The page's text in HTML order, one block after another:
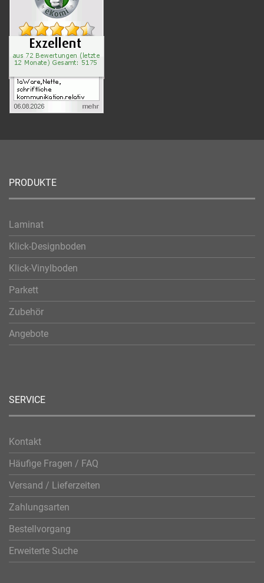
PRODUKTE
Laminat
Klick-Designboden
Klick-Vinylboden
Parkett
Zubehör
Angebote
SERVICE
Kontakt
Häufige Fragen / FAQ
Versand / Lieferzeiten
Zahlungsarten
Bestellvorgang
Erweiterte Suche